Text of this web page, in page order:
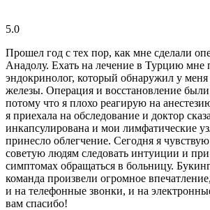
5.0
Прошел год с тех пор, как мне сделали
Анадолу. Ехать на лечение в Турцию мне
эндокринолог, который обнаружил у
железы. Операция и восстановление
потому что я плохо реагирую на
я приехала на обследование и доктор
инкапсулирована и мои лимфатические
принесло облегчение. Сегодня я
советую людям следовать интуиции и
симптомах обращаться в больницу.
команда произвели огромное
и на телефонные звонки, и на
вам спасибо!